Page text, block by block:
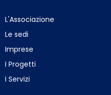
L'Associazione
Le sedi
Imprese
I Progetti
I Servizi